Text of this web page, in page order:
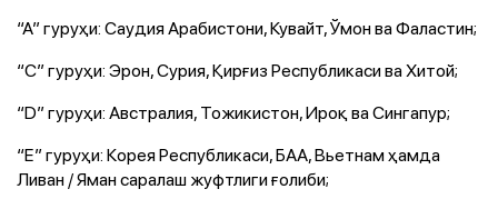
“А” гуруҳи: Саудия Арабистони, Кувайт, Ўмон ва Фаластин;
“С” гуруҳи: Эрон, Сурия, Қирғиз Республикаси ва Хитой;
“D” гуруҳи: Австралия, Тожикистон, Ироқ ва Сингапур;
“Е” гуруҳи: Корея Республикаси, БАА, Вьетнам ҳамда
Ливан / Яман саралаш жуфтлиги ғолиби;